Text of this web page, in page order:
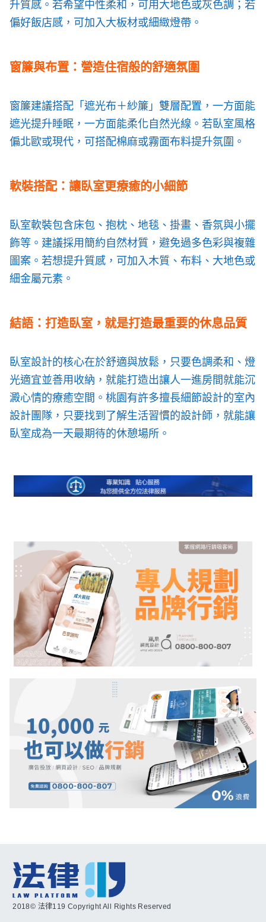
升質感。若希望中性柔和，可用大地色或灰色調；若
偏好飯店感，可加入大板材或細緻燈帶。
窗簾與布置：營造住宿般的舒適氛圍
窗簾建議搭配「遮光布＋紗簾」雙層配置，一方面能
遮光提升睡眠，一方面能柔化自然光線。若臥室風格
偏北歐或現代，可搭配棉麻或霧面布料提升氛圍。
軟裝搭配：讓臥室更療癒的小細節
臥室軟裝包含床包、抱枕、地毯、掛畫、香氛與小擺
飾等。建議採用簡約自然材質，避免過多色彩與複雜
圖案。若想提升質感，可加入木質、布料、大地色或
細金屬元素。
結語：打造臥室，就是打造最重要的休息品質
臥室設計的核心在於舒適與放鬆，只要色調柔和、燈
光適宜並善用收納，就能打造出讓人一進房間就能沉
澱心情的療癒空間。桃園有許多擅長細節設計的室內
設計團隊，只要找到了解生活習慣的設計師，就能讓
臥室成為一天最期待的休憩場所。
2018© 法律119 Copyright All Rights Reserved